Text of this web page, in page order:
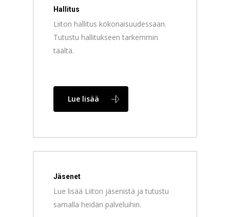
Hallitus
Liiton hallitus kokonaisuudessaan.
Tutustu hallitukseen tarkemmin
täältä.
Lue lisää
Jäsenet
Lue lisää Liiton jäsenistä ja tutustu
samalla heidän palveluihin.